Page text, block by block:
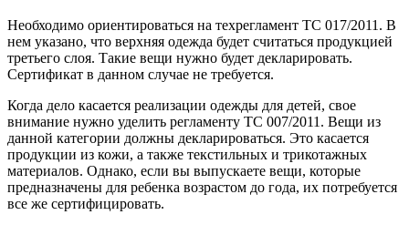
Необходимо ориентироваться на техрегламент ТС 017/2011. В
нем указано, что верхняя одежда будет считаться продукцией
третьего слоя. Такие вещи нужно будет декларировать.
Сертификат в данном случае не требуется.
Когда дело касается реализации одежды для детей, свое
внимание нужно уделить регламенту ТС 007/2011. Вещи из
данной категории должны декларироваться. Это касается
продукции из кожи, а также текстильных и трикотажных
материалов. Однако, если вы выпускаете вещи, которые
предназначены для ребенка возрастом до года, их потребуется
все же сертифицировать.